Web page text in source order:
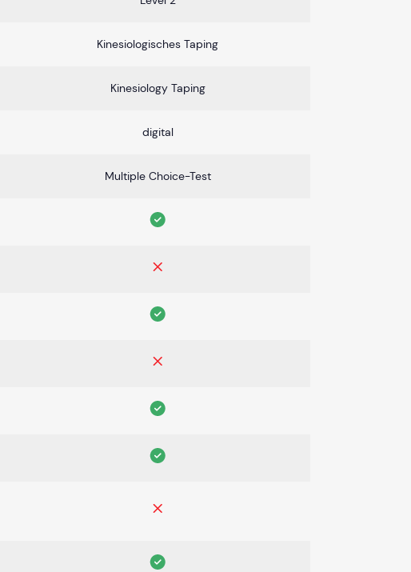
Kinesiologisches Taping
Kinesiology Taping
digital
Multiple Choice-Test